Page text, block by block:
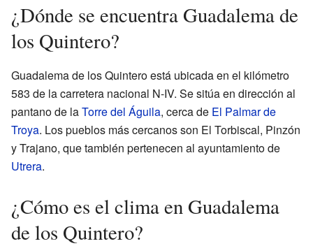
¿Dónde se encuentra Guadalema de
los Quintero?
Guadalema de los Quintero está ubicada en el kilómetro
583 de la carretera nacional N-IV. Se sitúa en dirección al
pantano de laTorre del Águila, cerca de El Palmar de
Troya. Los pueblos más cercanos son El Torbiscal, Pinzón
y Trajano, que también pertenecen al ayuntamiento de
Utrera.
¿Cómo es el clima en Guadalema
de los Quintero?